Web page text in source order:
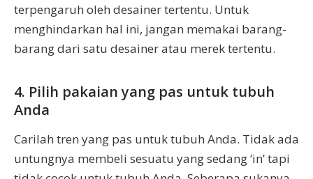
terpengaruh oleh desainer tertentu. Untuk
menghindarkan hal ini, jangan memakai barang-
barang dari satu desainer atau merek tertentu.
4. Pilih pakaian yang pas untuk tubuh
Anda
Carilah tren yang pas untuk tubuh Anda. Tidak ada
untungnya membeli sesuatu yang sedang ‘in’ tapi